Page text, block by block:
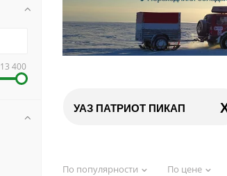
УАЗ ПАТРИОТ ПИКАП
По популярности По цене
13 400